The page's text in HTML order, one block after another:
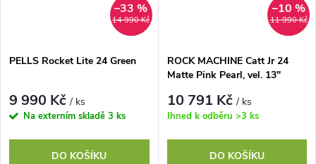
14 990 Kč
–33 %
PELLS Rocket Lite 24 Green
9 990 Kč/ ks
Na externím skladě 3 ks
DO KOŠÍKU
11 990 Kč
–10 %
ROCK MACHINE Catt Jr 24
Matte Pink Pearl, vel. 13"
10 791 Kč/ ks
Ihned k odběru >3 ks
DO KOŠÍKU